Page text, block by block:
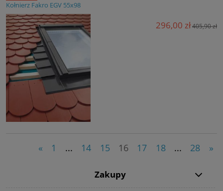
Kołnierz Fakro EGV 55x98
296,00 zł405,90 zł
« 1 ... 14 15 16 17 18 ... 28 »
Zakupy